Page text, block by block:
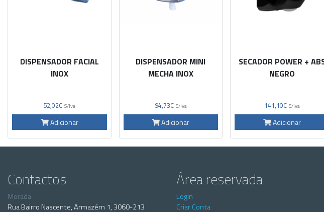
DISPENSADOR FACIAL
INOX
52,02€ S/Iva
Adicionar
DISPENSADOR MINI
MECHA INOX
94,73€ S/Iva
Adicionar
SECADOR POWER +
NEGRO
141,10€ S/Iva
Adicionar
Contactos
Morada
Rua Bairro Nascente, Armazém 1, 3060-213
Área reservada
Login
Criar Conta